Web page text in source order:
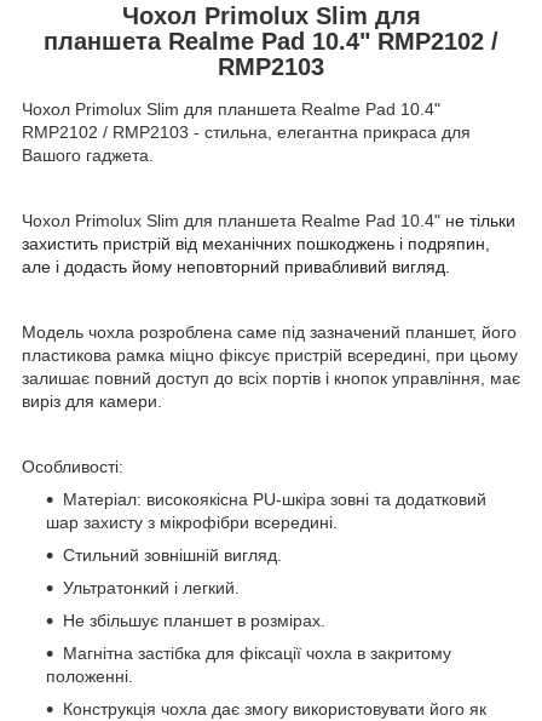
Чохол Primolux Slim для
планшета Realme Pad 10.4" RMP2102 /
RMP2103
Чохол Primolux Slim для планшета Realme Pad 10.4"
RMP2102 / RMP2103 - стильна, елегантна прикраса для
Вашого гаджета.
Чохол Primolux Slim для планшета Realme Pad 10.4" не тільки
захистить пристрій від механічних пошкоджень і подряпин,
але і додасть йому неповторний привабливий вигляд.
Модель чохла розроблена саме під зазначений планшет, його
пластикова рамка міцно фіксує пристрій всередині, при цьому
залишає повний доступ до всіх портів і кнопок управління, має
виріз для камери.
Особливості:
Матеріал: високоякісна PU-шкіра зовні та додатковий
шар захисту з мікрофібри всередині.
Стильний зовнішній вигляд.
Ультратонкий і легкий.
Не збільшує планшет в розмірах.
Магнітна застібка для фіксації чохла в закритому
положенні.
Конструкція чохла дає змогу використовувати його як